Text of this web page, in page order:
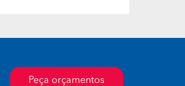
Peça orçamentos